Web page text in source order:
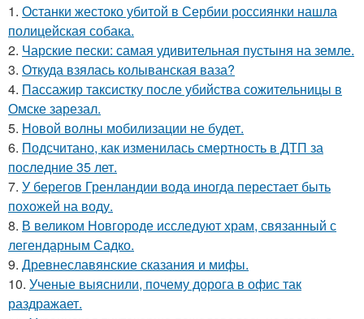
1. Останки жестоко убитой в Сербии россиянки нашла
полицейская собака.
2. Чарские пески: самая удивительная пустыня на земле.
3. Откуда взялась колыванская ваза?
4. Пассажир таксистку после убийства сожительницы в
Омске зарезал.
5. Новой волны мобилизации не будет.
6. Подсчитано, как изменилась смертность в ДТП за
последние 35 лет.
7. У берегов Гренландии вода иногда перестает быть
похожей на воду.
8. В великом Новгороде исследуют храм, связанный с
легендарным Садко.
9. Древнеславянские сказания и мифы.
10. Ученые выяснили, почему дорога в офис так
раздражает.